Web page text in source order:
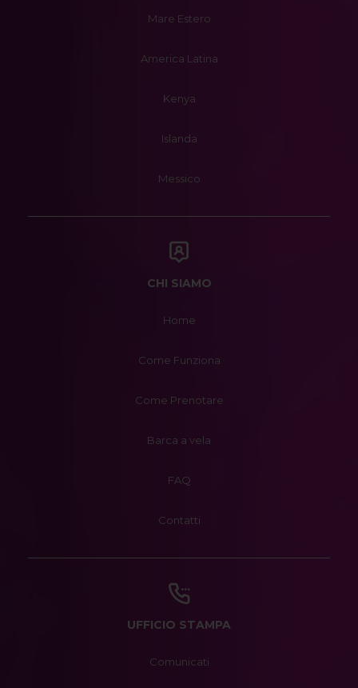
Mare Estero
America Latina
Kenya
Islanda
Messico
CHI SIAMO
Home
Come Funziona
Come Prenotare
Barca a vela
FAQ
Contatti
UFFICIO STAMPA
Comunicati